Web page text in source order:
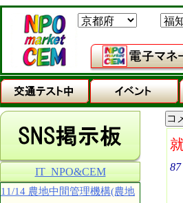
87
IT_NPO&CEM
11/14 農地中間管理機構(農地